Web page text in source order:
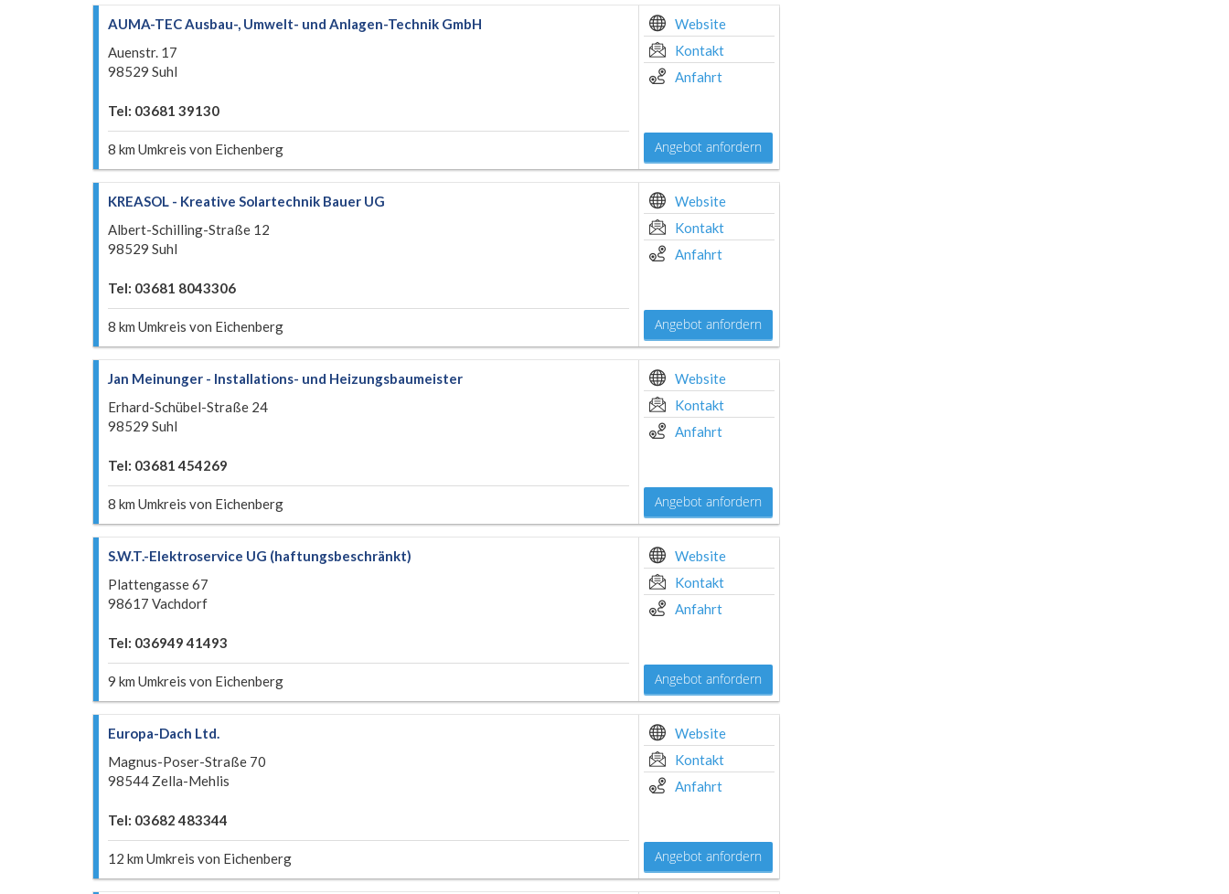
AUMA-TEC Ausbau-, Umwelt- und Anlagen-Technik GmbH
Auenstr. 17
98529 Suhl
Tel: 03681 39130
8 km Umkreis von Eichenberg
Website
Kontakt
Anfahrt
Angebot anfordern
KREASOL - Kreative Solartechnik Bauer UG
Albert-Schilling-Straße 12
98529 Suhl
Tel: 03681 8043306
8 km Umkreis von Eichenberg
Website
Kontakt
Anfahrt
Angebot anfordern
Jan Meinunger - Installations- und Heizungsbaumeister
Erhard-Schübel-Straße 24
98529 Suhl
Tel: 03681 454269
8 km Umkreis von Eichenberg
Website
Kontakt
Anfahrt
Angebot anfordern
S.W.T.-Elektroservice UG (haftungsbeschränkt)
Plattengasse 67
98617 Vachdorf
Tel: 036949 41493
9 km Umkreis von Eichenberg
Website
Kontakt
Anfahrt
Angebot anfordern
Europa-Dach Ltd.
Magnus-Poser-Straße 70
98544 Zella-Mehlis
Tel: 03682 483344
12 km Umkreis von Eichenberg
Website
Kontakt
Anfahrt
Angebot anfordern